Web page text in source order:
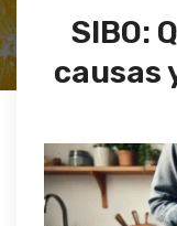
SIBO:
causas